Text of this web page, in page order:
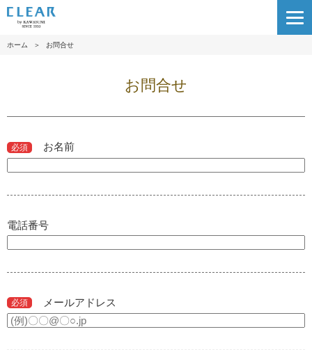
ホーム ＞ お問合せ
お問合せ
必須 お名前
電話番号
必須 メールアドレス